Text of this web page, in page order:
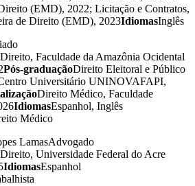
(EMD), 2022; Licitação e Contratos,
de Direito (EMD), 2023IdiomasInglês
Direito, Faculdade da Amazônia Ocidental
Pós-graduaçãoDireito Eleitoral e Público
Universitário UNINOVAFAPI,
Direito Médico, Faculdade
IdiomasEspanhol, Inglês
Médico
LamasAdvogado
Direito, Universidade Federal do Acre
IdiomasEspanhol